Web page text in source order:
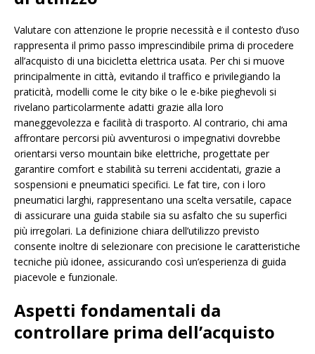
Valutare con attenzione le proprie necessità e il contesto d’uso
rappresenta il primo passo imprescindibile prima di procedere
all’acquisto di una bicicletta elettrica usata. Per chi si muove
principalmente in città, evitando il traffico e privilegiando la
praticità, modelli come le city bike o le e-bike pieghevoli si
rivelano particolarmente adatti grazie alla loro
maneggevolezza e facilità di trasporto. Al contrario, chi ama
affrontare percorsi più avventurosi o impegnativi dovrebbe
orientarsi verso mountain bike elettriche, progettate per
garantire comfort e stabilità su terreni accidentati, grazie a
sospensioni e pneumatici specifici. Le fat tire, con i loro
pneumatici larghi, rappresentano una scelta versatile, capace
di assicurare una guida stabile sia su asfalto che su superfici
più irregolari. La definizione chiara dell’utilizzo previsto
consente inoltre di selezionare con precisione le caratteristiche
tecniche più idonee, assicurando così un’esperienza di guida
piacevole e funzionale.
Aspetti fondamentali da
controllare prima dell’acquisto